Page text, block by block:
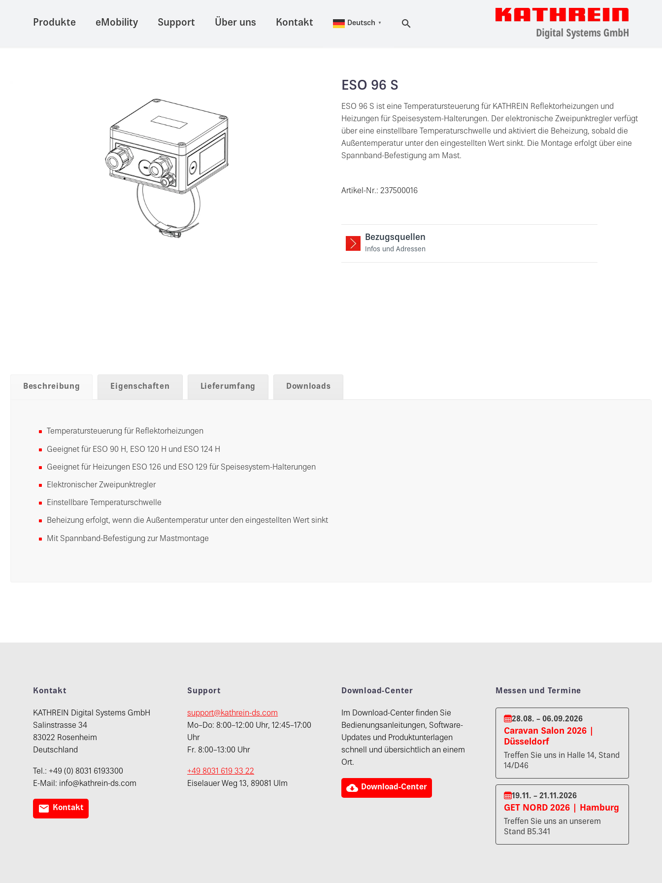
Produkte eMobility Support Über uns Kontakt Deutsch ▼
ESO 96 S
ESO 96 S ist eine Temperatursteuerung für KATHREIN Reflektorheizungen und
Heizungen für Speisesystem-Halterungen. Der elektronische Zweipunktregler verfügt
über eine einstellbare Temperaturschwelle und aktiviert die Beheizung, sobald die
Außentemperatur unter den eingestellten Wert sinkt. Die Montage erfolgt über eine
Spannband-Befestigung am Mast.
Artikel-Nr.: 237500016
Bezugsquellen
Infos und Adressen
Beschreibung Eigenschaften Lieferumfang Downloads
Temperatursteuerung für Reflektorheizungen
Geeignet für ESO 90 H, ESO 120 H und ESO 124 H
Geeignet für Heizungen ESO 126 und ESO 129 für Speisesystem-Halterungen
Elektronischer Zweipunktregler
Einstellbare Temperaturschwelle
Beheizung erfolgt, wenn die Außentemperatur unter den eingestellten Wert sinkt
Mit Spannband-Befestigung zur Mastmontage
Kontakt
KATHREIN Digital Systems GmbH
Salinstrasse 34
83022 Rosenheim
Deutschland
Tel.: +49 (0) 8031 6193300
E-Mail: info@kathrein-ds.com
 Kontakt
Support
support@kathrein-ds.com
Mo–Do: 8:00–12:00 Uhr, 12:45–17:00
Uhr
Fr. 8:00–13:00 Uhr
+49 8031 619 33 22
Eiselauer Weg 13, 89081 Ulm
Download-Center
Im Download-Center finden Sie
Bedienungsanleitungen, Software-
Updates und Produktunterlagen
schnell und übersichtlich an einem
Ort.
 Download-Center
Messen und Termine
28.08. – 06.09.2026
Caravan Salon 2026 |
Düsseldorf
Treffen Sie uns in Halle 14, Stand
14/D46
19.11. – 21.11.2026
GET NORD 2026 | Hamburg
Treffen Sie uns an unserem
Stand B5.341